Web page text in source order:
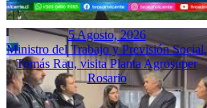
5 Agosto, 2026
Ministro del Trabajo y Previsión Social,
Tomás Rau, visita Planta Agrosuper
Rosario